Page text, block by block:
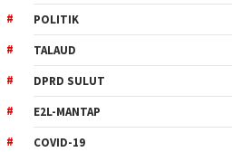
POLITIK
TALAUD
DPRD SULUT
E2L-MANTAP
COVID-19